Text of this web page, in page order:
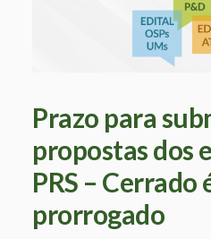
Prazo para
propostas dos
PRS – Cerrado
prorrogado